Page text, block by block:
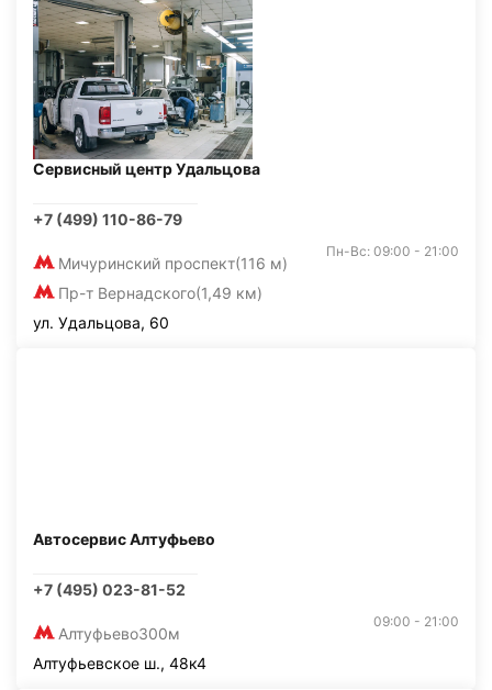
Сервисный центр Удальцова
+7 (499) 110-86-79
Мичуринский проспект(116 м)
Пр-т Вернадского(1,49 км)
Пн-Вс: 09:00 - 21:00
ул. Удальцова, 60
Автосервис Алтуфьево
+7 (495) 023-81-52
Алтуфьево300м
09:00 - 21:00
Алтуфьевское ш., 48к4